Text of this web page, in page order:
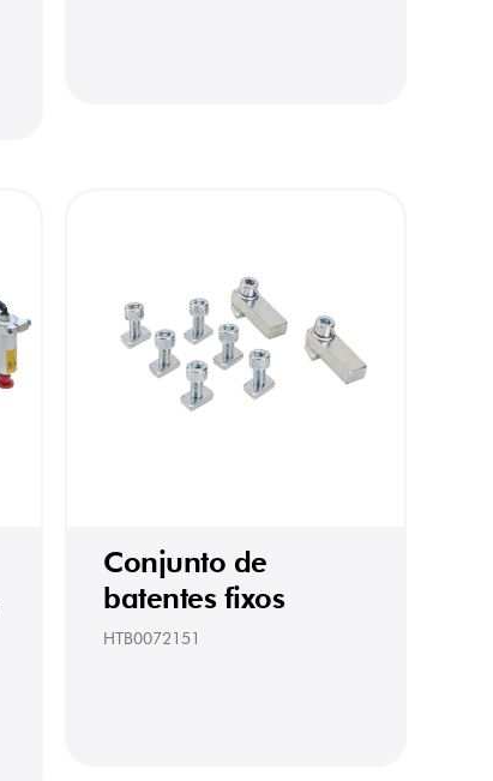
Conjunto de
batentes fixos
HTB0072151